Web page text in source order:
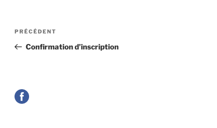
Navigation
l’article
Article
précédent
PRÉCÉDENT
Confirmation d’inscription